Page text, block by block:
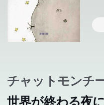
チャットモンチ
世界が終わる夜に